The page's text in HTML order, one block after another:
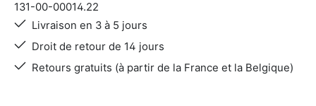
131-00-00014.22
Livraison en 3 à 5 jours
Droit de retour de 14 jours
Retours gratuits (à partir de la France et la Belgique)